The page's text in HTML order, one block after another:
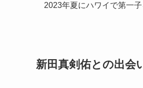
2023年夏にハワイで第一
新田真剣佑との出会